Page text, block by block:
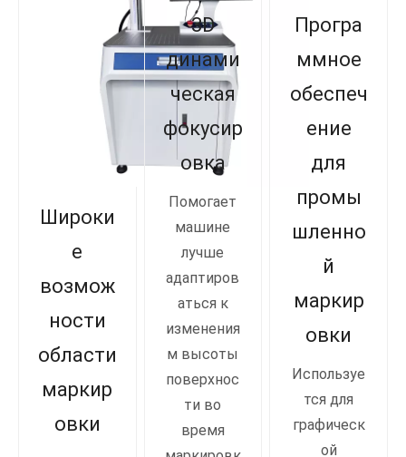
Широки
е
возмож
ности
области
маркир
овки
3D
динами
ческая
фокусир
овка
Помогает
машине
лучше
адаптиров
аться к
изменения
м высоты
поверхнос
ти во
время
Програ
ммное
обеспеч
ение
для
промы
шленно
й
маркир
овки
Используе
тся для
графическ
ой